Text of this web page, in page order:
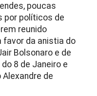
poucas
por políticos de
reunido
da anistia do
Bolsonaro e de
8 de Janeiro e
de